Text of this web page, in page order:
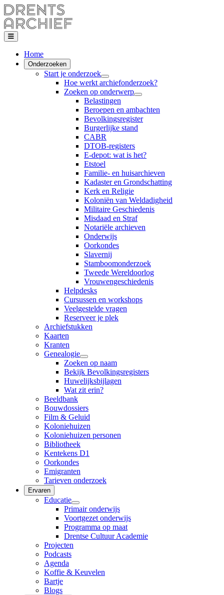
Home
Onderzoeken
Start je onderzoek
Hoe werkt archiefonderzoek?
Zoeken op onderwerp
Belastingen
Beroepen en ambachten
Bevolkingsregister
Burgerlijke stand
CABR
DTOB-registers
E-depot: wat is het?
Etstoel
Familie- en huisarchieven
Kadaster en Grondschatting
Kerk en Religie
Koloniën van Weldadigheid
Militaire Geschiedenis
Misdaad en Straf
Notariële archieven
Onderwijs
Oorkondes
Slavernij
Stamboomonderzoek
Tweede Wereldoorlog
Vrouwengeschiedenis
Helpdesks
Cursussen en workshops
Veelgestelde vragen
Reserveer je plek
Archiefstukken
Kaarten
Kranten
Genealogie
Zoeken op naam
Bekijk Bevolkingsregisters
Huwelijksbijlagen
Wat zit erin?
Beeldbank
Bouwdossiers
Film & Geluid
Koloniehuizen
Koloniehuizen personen
Bibliotheek
Kentekens D1
Oorkondes
Emigranten
Tarieven onderzoek
Ervaren
Educatie
Primair onderwijs
Voortgezet onderwijs
Programma op maat
Drentse Cultuur Academie
Projecten
Podcasts
Agenda
Koffie & Keuvelen
Bartje
Blogs